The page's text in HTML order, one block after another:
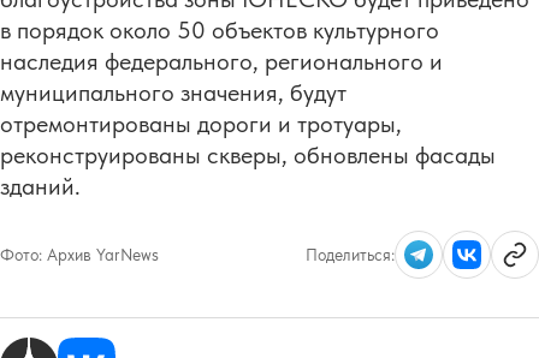
в порядок около 50 объектов культурного
наследия федерального, регионального и
муниципального значения, будут
отремонтированы дороги и тротуары,
реконструированы скверы, обновлены фасады
зданий.
Фото: Архив YarNews Поделиться: